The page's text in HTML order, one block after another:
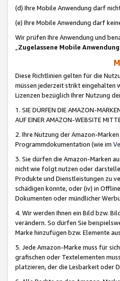
(d) Ihre Mobile Anwendung darf
(e) Ihre Mobile Anwendung darf
Wir prüfen Ihre Anwendung und
„Zugelassene Mobile Anwendung
Diese Richtlinien gelten für die
müssen jederzeit strikt eingehalten
Lizenzen bezüglich Ihrer Nutzung
1. SIE DÜRFEN DIE AMAZON-
AUF EINER AMAZON-WEBSITE
2. Ihre Nutzung der Amazon-
Programmdokumentation (wie im
3. Sie dürfen die Amazon-Marken
nicht wie folgt nutzen oder
Produkte und Dienstleistungen zu
schädigen könnte, oder (iv) in
Dokumenten oder mündlicher
4. Wir werden Ihnen ein Bild bzw.
verändern. So dürfen Sie
Marke hinzufügen bzw. Elemente
5. Jede Amazon-Marke muss für
grafischen oder Textelementen
platzieren, der die Lesbarkeit oder